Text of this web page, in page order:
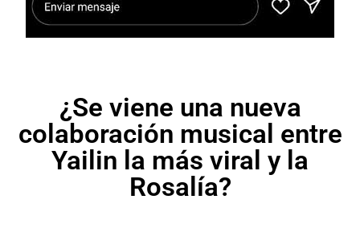
¿Se viene una nueva
colaboración musical entre
Yailin la más viral y la
Rosalía?